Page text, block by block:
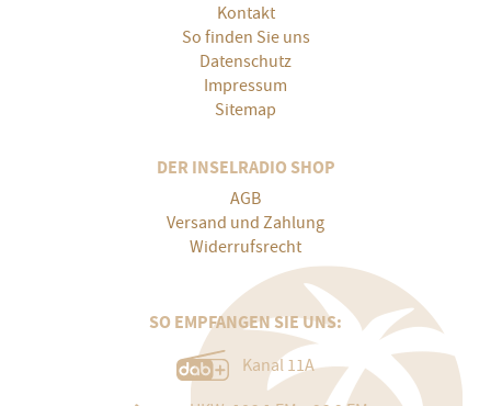
Kontakt
So finden Sie uns
Datenschutz
Impressum
Sitemap
DER INSELRADIO SHOP
AGB
Versand und Zahlung
Widerrufsrecht
SO EMPFANGEN SIE UNS:
Kanal 11A